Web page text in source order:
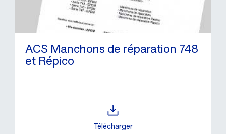
ACS Manchons de réparation 748
et Répico
Télécharger